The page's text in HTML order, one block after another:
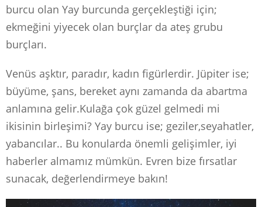
burcu olan Yay burcunda gerçekleştiği için;
ekmeğini yiyecek olan burçlar da ateş grubu
burçları.
Venüs aşktır, paradır, kadın figürlerdir. Jüpiter ise;
büyüme, şans, bereket aynı zamanda da abartma
anlamına gelir.Kulağa çok güzel gelmedi mi
ikisinin birleşimi? Yay burcu ise; geziler,seyahatler,
yabancılar.. Bu konularda önemli gelişimler, iyi
haberler almamız mümkün. Evren bize fırsatlar
sunacak, değerlendirmeye bakın!